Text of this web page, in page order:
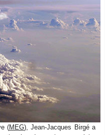
(MEG), Jean-Jacques Birgé a